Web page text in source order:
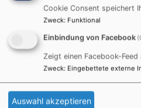
Cookie Consent speichert
Zweck: Funktional
Einbindung von Facebook
Zeigt einen Facebook-Feed
Zweck: Eingebettete externe
Auswahl akzeptieren